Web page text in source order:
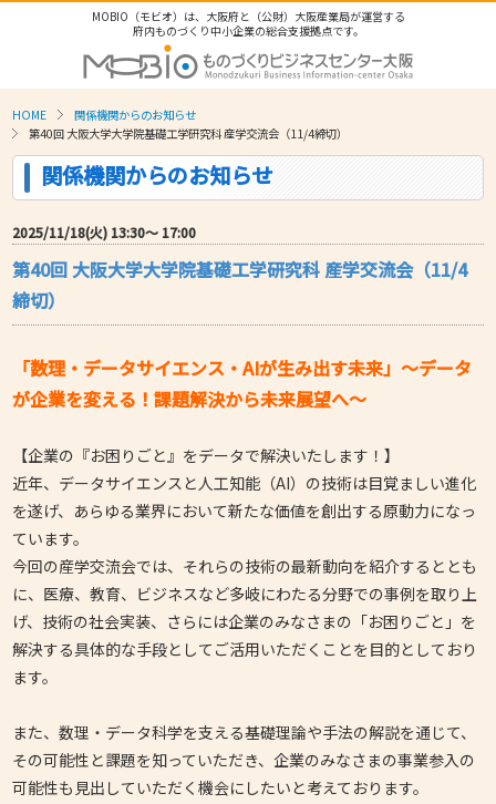
MOBIO（モビオ）は、大阪府と（公財）大阪産業局が運営する
府内ものづくり中小企業の総合支援拠点です。
HOME
関係機関からのお知らせ
第40回 大阪大学大学院基礎工学研究科 産学交流会（11/4締切）
関係機関からのお知らせ
2025/11/18(火) 13:30〜 17:00
第40回 大阪大学大学院基礎工学研究科 産学交流会（11/4
締切）
「数理・データサイエンス・AIが生み出す未来」～データ
が企業を変える！課題解決から未来展望へ～
【企業の『お困りごと』をデータで解決いたします！】
近年、データサイエンスと人工知能（AI）の技術は目覚ましい進化
を遂げ、 あらゆる業界において新たな価値を創出する原動力になっ
ています。
今回の産学交流会では、それらの技術の最新動向を紹介するととも
に、 医療、教育、ビジネスなど多岐にわたる分野での事例を取り上
げ、技術の社会実装、 さらには企業のみなさまの「お困りごと」を
解決する具体的な手段としてご活用いただくことを目的としており
ます。
また、数理・データ科学を支える基礎理論や手法の解説を通じて、
その可能性と課題を知っていただき、企業のみなさまの事業参入の
可能性も 見出していただく機会にしたいと考えております。